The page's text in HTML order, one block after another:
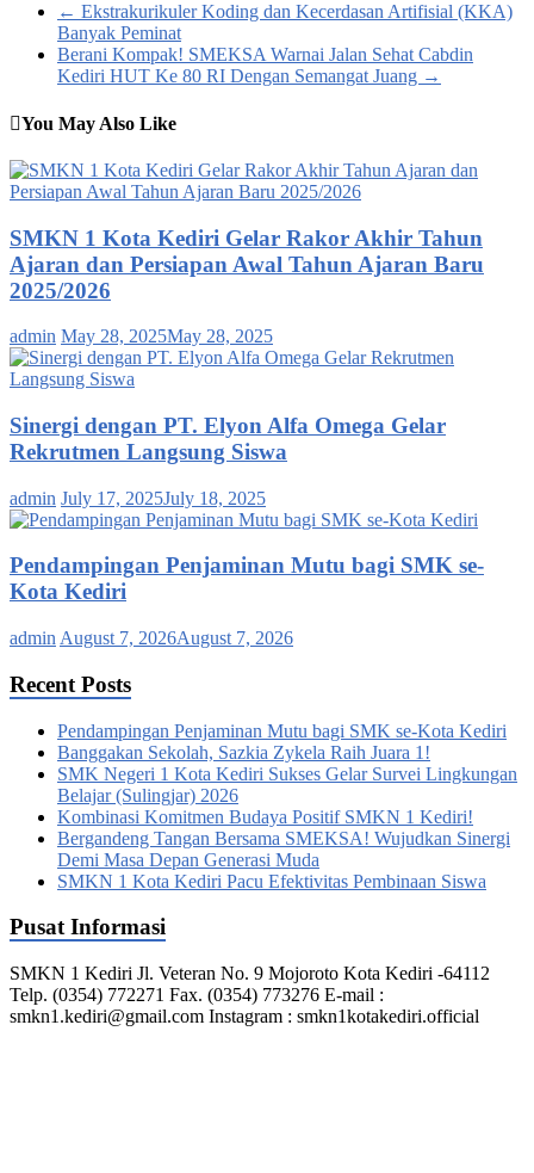
← Ekstrakurikuler Koding dan Kecerdasan Artifisial (KKA)
Banyak Peminat
Berani Kompak! SMEKSA Warnai Jalan Sehat Cabdin
Kediri HUT Ke 80 RI Dengan Semangat Juang →
You May Also Like
SMKN 1 Kota Kediri Gelar Rakor Akhir Tahun
Ajaran dan Persiapan Awal Tahun Ajaran Baru
2025/2026
admin May 28, 2025May 28, 2025
Sinergi dengan PT. Elyon Alfa Omega Gelar
Rekrutmen Langsung Siswa
admin July 17, 2025July 18, 2025
Pendampingan Penjaminan Mutu bagi SMK se-
Kota Kediri
admin August 7, 2026August 7, 2026
Recent Posts
Pendampingan Penjaminan Mutu bagi SMK se-Kota Kediri
Banggakan Sekolah, Sazkia Zykela Raih Juara 1!
SMK Negeri 1 Kota Kediri Sukses Gelar Survei Lingkungan
Belajar (Sulingjar) 2026
Kombinasi Komitmen Budaya Positif SMKN 1 Kediri!
Bergandeng Tangan Bersama SMEKSA! Wujudkan Sinergi
Demi Masa Depan Generasi Muda
SMKN 1 Kota Kediri Pacu Efektivitas Pembinaan Siswa
Pusat Informasi
SMKN 1 Kediri Jl. Veteran No. 9 Mojoroto Kota Kediri -64112
Telp. (0354) 772271 Fax. (0354) 773276 E-mail :
smkn1.kediri@gmail.com Instagram : smkn1kotakediri.official